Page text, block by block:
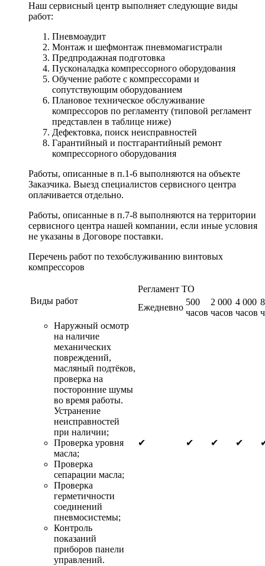
Наш сервисный центр выполняет следующие виды
работ:
Пневмоаудит
Монтаж и шефмонтаж пневмомагистрали
Предпродажная подготовка
Пусконаладка компрессорного оборудования
Обучение работе с компрессорами и
сопутствующим оборудованием
Плановое техническое обслуживание
компрессоров по регламенту (типовой регламент
представлен в таблице ниже)
Дефектовка, поиск неисправностей
Гарантийный и постгарантийный ремонт
компрессорного оборудования
Работы, описанные в п.1-6 выполняются на объекте
Заказчика. Выезд специалистов сервисного центра
оплачивается отдельно.
Работы, описанные в п.7-8 выполняются на территории
сервисного центра нашей компании, если иные условия
не указаны в Договоре поставки.
Перечень работ по техобслуживанию винтовых
компрессоров
Виды работ
Регламент ТО
Ежедневно
500
часов
2 000
часов
4 000
часов
Наружный осмотр
на наличие
механических
повреждений,
масляный подтёков,
проверка на
посторонние шумы
во время работы.
Устранение
неисправностей
при наличии;
Проверка уровня
масла;
Проверка
сепарации масла;
Проверка
герметичности
соединений
пневмосистемы;
Контроль
показаний
приборов панели
управлений.
✔ ✔ ✔ ✔